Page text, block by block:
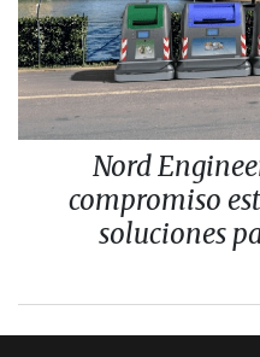
Nord
compromiso
soluciones